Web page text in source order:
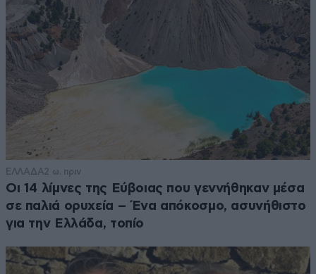
ΕΛΛΑΔΑ2 ω. πριν
Οι 14 λίμνες της Εύβοιας που γεννήθηκαν μέσα
σε παλιά ορυχεία – Ένα απόκοσμο, ασυνήθιστο
για την Ελλάδα, τοπίο